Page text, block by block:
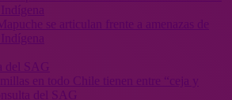
se articulan frente a amenazas de